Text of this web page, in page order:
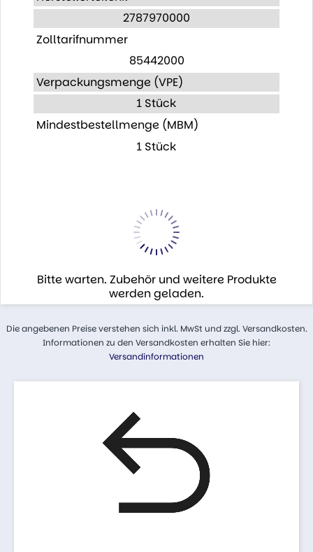
2787970000
Zolltarifnummer
85442000
Verpackungsmenge (VPE)
1 Stück
Mindestbestellmenge (MBM)
1 Stück
Bitte warten. Zubehör und weitere Produkte
werden geladen.
Die angebenen Preise verstehen sich inkl. MwSt und zzgl. Versandkosten.
Informationen zu den Versandkosten erhalten Sie hier:
Versandinformationen